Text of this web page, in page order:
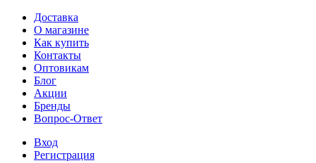
Доставка
О магазине
Как купить
Контакты
Оптовикам
Блог
Акции
Бренды
Вопрос-Ответ
Вход
Регистрация